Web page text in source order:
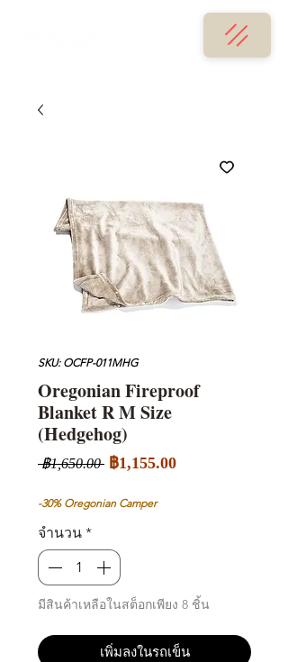
SKU: OCFP-011MHG
Oregonian Fireproof
Blanket R M Size
(Hedgehog)
฿1,650.00 ราคา
฿1,155.00ราคา
-30% Oregonian Camper
จำนวน *
มีสินค้าเหลือในสต็อกเพียง 8 ชิ้น
เพิ่มลงในรถเข็น